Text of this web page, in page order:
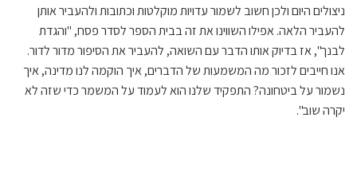
ניצולים היום ולכן חשוב לשמור עדויות מוקלטות וכתובות ולהעביר אותן
להעביר הלאה. אפילו השווינו את זה בבית הספר לסדר פסח, "והגדת
לבנך", אז בדיוק אותו הדבר עם השואה, להעביר את הסיפור מדור לדור.
אנו חייבים לזכור מה המשמעות של הדברים, איך הוקמה לנו מדינה, איך
נשמור על ביטחונה? התפקיד שלנו הוא לעמוד על המשמר כדי שזה לא
יקרה שוב".